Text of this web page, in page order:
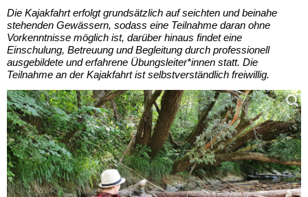
Die Kajakfahrt erfolgt grundsätzlich auf seichten und beinahe
stehenden Gewässern, sodass eine Teilnahme daran ohne
Vorkenntnisse möglich ist, darüber hinaus findet eine
Einschulung, Betreuung und Begleitung durch professionell
ausgebildete und erfahrene Übungsleiter*innen statt. Die
Teilnahme an der Kajakfahrt ist selbstverständlich freiwillig.